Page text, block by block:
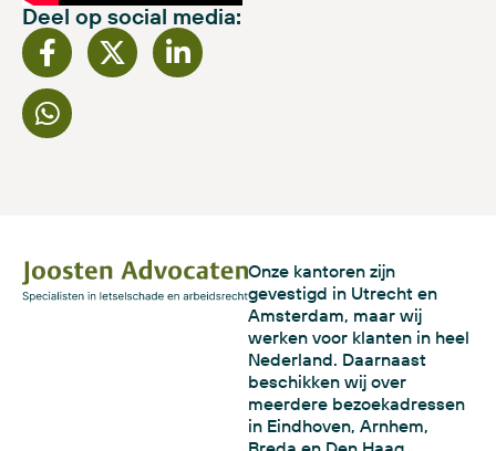
Deel op social media:
Onze kantoren zijn
gevestigd in Utrecht en
Amsterdam, maar wij
werken voor klanten in heel
Nederland. Daarnaast
beschikken wij over
meerdere bezoekadressen
in Eindhoven, Arnhem,